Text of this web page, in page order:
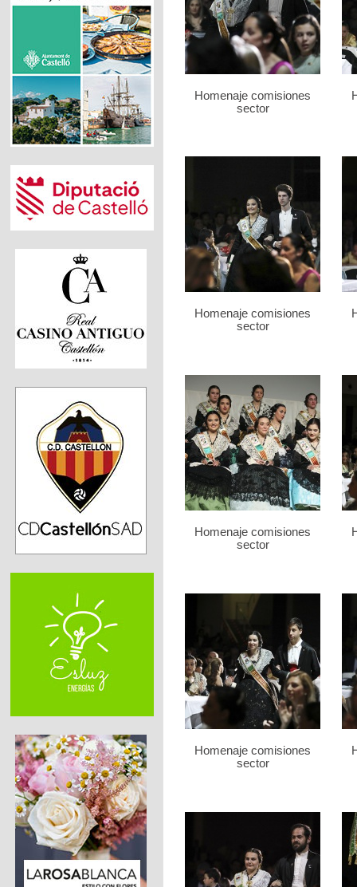
Homenaje comisiones
sector
Homenaje comisiones
sector
Homenaje comisiones
sector
Homenaje comisiones
sector